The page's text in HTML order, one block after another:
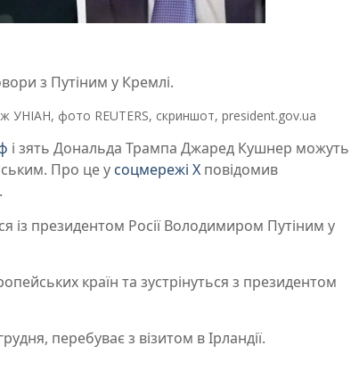
з Путіним у Кремлі.
УНІАН, фото REUTERS, скриншот, president.gov.ua
і зять Дональда Трампа Джаред Кушнер можуть
Про це у соцмережі X повідомив
із президентом Росії Володимиром Путіним у
країн та зустрінуться з президентом
перебуває з візитом в Ірландії.